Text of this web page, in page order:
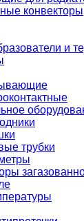
конвекторы
и
трубки